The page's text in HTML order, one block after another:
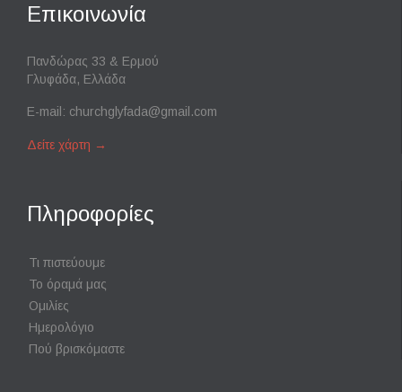
Επικοινωνία
Πανδώρας 33 & Ερμού
Γλυφάδα, Ελλάδα
E-mail: churchglyfada@gmail.com
Δείτε χάρτη →
Πληροφορίες
Τι πιστεύουμε
Το όραμά μας
Ομιλίες
Ημερολόγιο
Πού βρισκόμαστε